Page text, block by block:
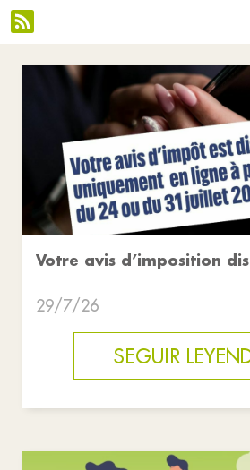
Votre avis d’imposition
29/7/26
SEGUIR